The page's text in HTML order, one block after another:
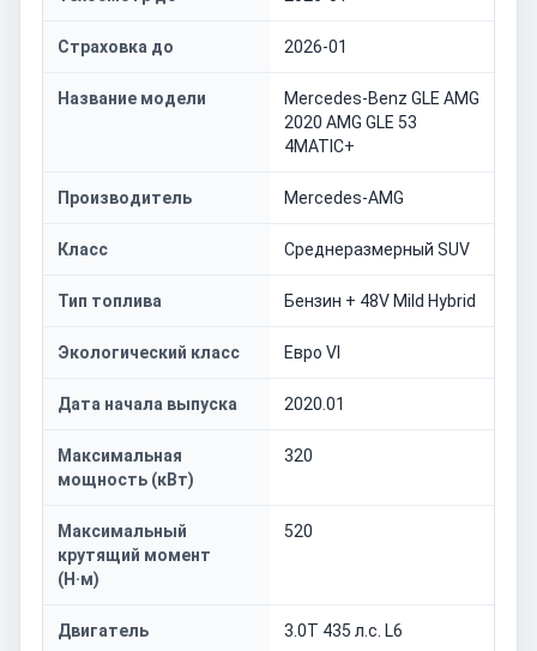
Страховка до 2026-01
Название модели
Mercedes-Benz GLE AMG
2020 AMG GLE 53
4MATIC+
Производитель Mercedes-AMG
Класс Среднеразмерный SUV
Тип топлива Бензин + 48V Mild Hybrid
Экологический класс Евро VI
Дата начала выпуска 2020.01
Максимальная
мощность (кВт)
320
Максимальный
крутящий момент
(Н·м)
520
Двигатель 3.0T 435 л.с. L6